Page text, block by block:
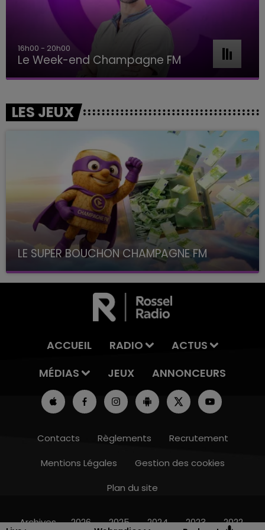
11h00 - 16h00
7h00 - 11h00
BEST OF
LES JEUX
LE SUPER BOUCHON CHAMPAGNE FM
avec La Famille Champagne FM, à 8H10
ACCUEIL RADIO
ACTUS
MÉDIAS
JEUX ANNONCEURS
Contacts Règlements
Recrutement
Mentions Légales
Gestion des cookies
Plan du site
Archives 2026 2025 2024 2023 2022